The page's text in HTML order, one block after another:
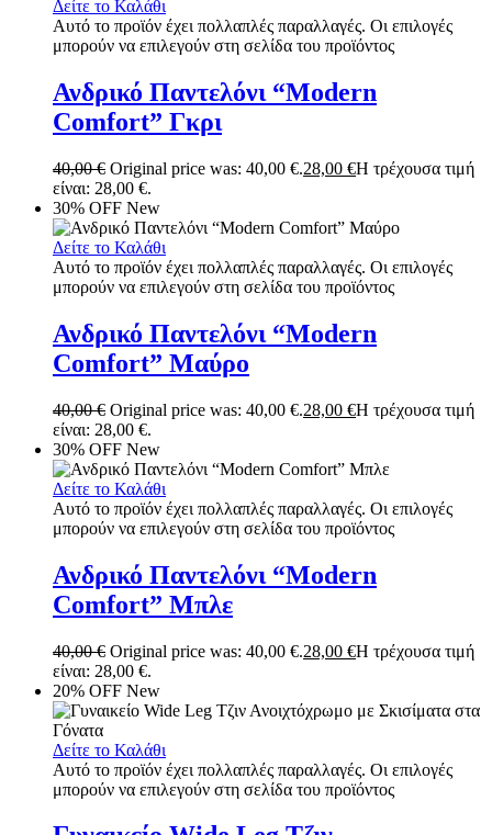
Δείτε το Καλάθι
Αυτό το προϊόν έχει πολλαπλές παραλλαγές. Οι επιλογές
μπορούν να επιλεγούν στη σελίδα του προϊόντος
Ανδρικό Παντελόνι “Modern
Comfort” Γκρι
40,00€ Original price was: 40,00 €.28,00 €Η τρέχουσα τιμή
είναι: 28,00 €.
30% OFF New
Δείτε το Καλάθι
Αυτό το προϊόν έχει πολλαπλές παραλλαγές. Οι επιλογές
μπορούν να επιλεγούν στη σελίδα του προϊόντος
Ανδρικό Παντελόνι “Modern
Comfort” Μαύρο
40,00€ Original price was: 40,00 €.28,00 €Η τρέχουσα τιμή
είναι: 28,00 €.
30% OFF New
Δείτε το Καλάθι
Αυτό το προϊόν έχει πολλαπλές παραλλαγές. Οι επιλογές
μπορούν να επιλεγούν στη σελίδα του προϊόντος
Ανδρικό Παντελόνι “Modern
Comfort” Μπλε
40,00€ Original price was: 40,00 €.28,00 €Η τρέχουσα τιμή
είναι: 28,00 €.
20% OFF New
Δείτε το Καλάθι
Αυτό το προϊόν έχει πολλαπλές παραλλαγές. Οι επιλογές
μπορούν να επιλεγούν στη σελίδα του προϊόντος